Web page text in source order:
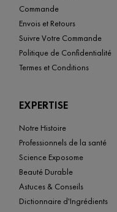
Commande
Envois et Retours
Suivre Votre Commande
Politique de Confidentialité
Termes et Conditions
EXPERTISE
Notre Histoire
Professionnels de la santé
Science Exposome
Beauté Durable
Astuces & Conseils
Dictionnaire d'Ingrédients